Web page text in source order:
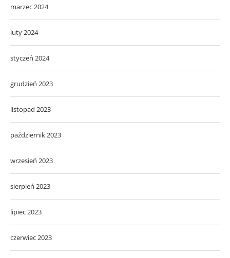
marzec 2024
luty 2024
styczeń 2024
grudzień 2023
listopad 2023
październik 2023
wrzesień 2023
sierpień 2023
lipiec 2023
czerwiec 2023